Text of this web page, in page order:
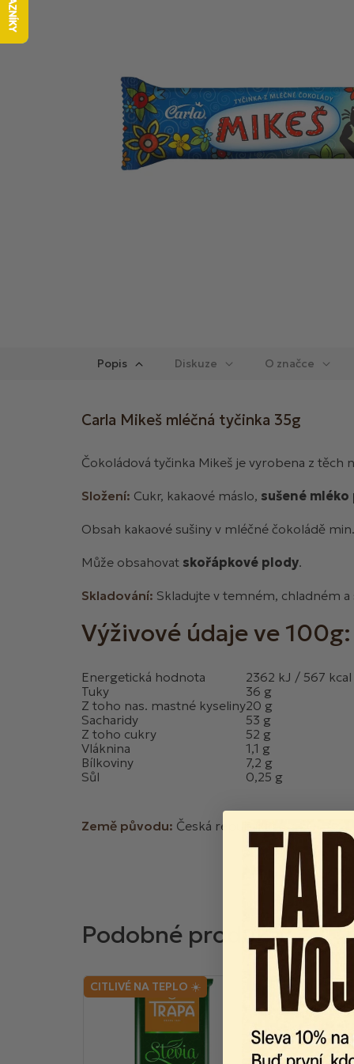
Popis Diskuze
Carla Mikeš mléčná tyčinka 35g
Čokoládová tyčinka Mikeš je vyrobena z
Složení: Cukr, kakaové máslo, sušené
Obsah kakaové sušiny v mléčné čokoládě
Může obsahovat skořápkové plody.
Skladování: Skladujte v temném, chladném
Výživové údaje ve 100g:
Energetická hodnota
2362 kJ / 567 kcal
Tuky
36 g
Z toho nas. mastné kyseliny20 g
Sacharidy
53 g
Z toho cukry
52 g
Vláknina
1,1 g
Bílkoviny
7,2 g
Sůl
0,25 g
Země původu: Česká republika
CITLIVÉ NA TEPLO ☀️
BIO
CITLIVÉ NA